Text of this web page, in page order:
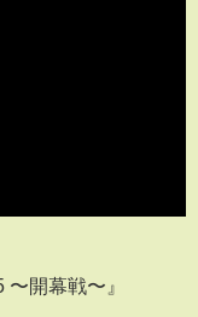
開幕戦〜』